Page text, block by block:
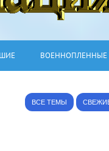
ВОЕННОПЛЕННЫЕ
ВСЕ ТЕМЫ